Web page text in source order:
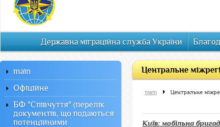
Державна міграційна служба України
Центральне
main Центральне
Київ: мобільна
main
Офiцiйне
БФ "Співчуття" (перелік
документів, що подаються
потенційними